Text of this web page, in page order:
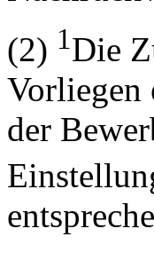
(2) 1Die
Vorliegen
der